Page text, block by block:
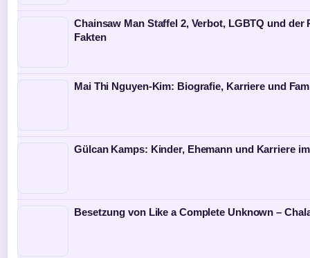
Chainsaw Man Staffel 2, Verbot, LGBTQ und der
Fakten
Mai Thi Nguyen-Kim: Biografie, Karriere und
Gülcan Kamps: Kinder, Ehemann und Karriere
Besetzung von Like a Complete Unknown –